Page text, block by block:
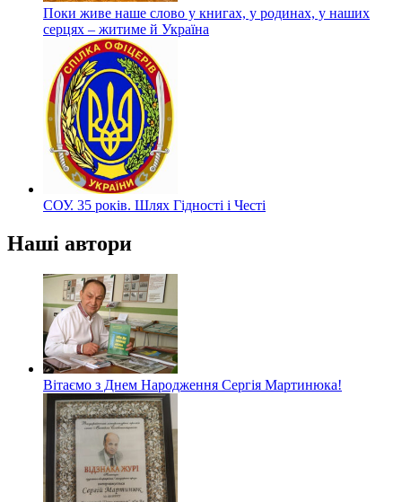
Поки живе наше слово у книгах, у родинах, у наших
серцях – житиме й Україна
СОУ. 35 років. Шлях Гідності і Честі
Наші автори
Вітаємо з Днем Народження Сергія Мартинюка!